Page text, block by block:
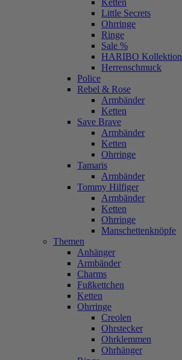
Ketten
Little Secrets
Ohrringe
Ringe
Sale %
HARIBO Kollektion
Herrenschmuck
Police
Rebel & Rose
Armbänder
Ketten
Save Brave
Armbänder
Ketten
Ohrringe
Tamaris
Armbänder
Tommy Hilfiger
Armbänder
Ketten
Ohrringe
Manschettenknöpfe
Themen
Anhänger
Armbänder
Charms
Fußkettchen
Ketten
Ohrringe
Creolen
Ohrstecker
Ohrklemmen
Ohrhänger